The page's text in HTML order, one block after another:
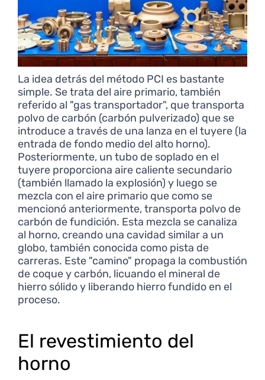
La idea detrás del método PCI es bastante
simple. Se trata del aire primario, también
referido al "gas transportador", que transporta
polvo de carbón (carbón pulverizado) que se
introduce a través de una lanza en el tuyere (la
entrada de fondo medio del alto horno).
Posteriormente, un tubo de soplado en el
tuyere proporciona aire caliente secundario
(también llamado la explosión) y luego se
mezcla con el aire primario que como se
mencionó anteriormente, transporta polvo de
carbón de fundición. Esta mezcla se canaliza
al horno, creando una cavidad similar a un
globo, también conocida como pista de
carreras. Este "camino" propaga la combustión
de coque y carbón, licuando el mineral de
hierro sólido y liberando hierro fundido en el
proceso.
El revestimiento del
horno